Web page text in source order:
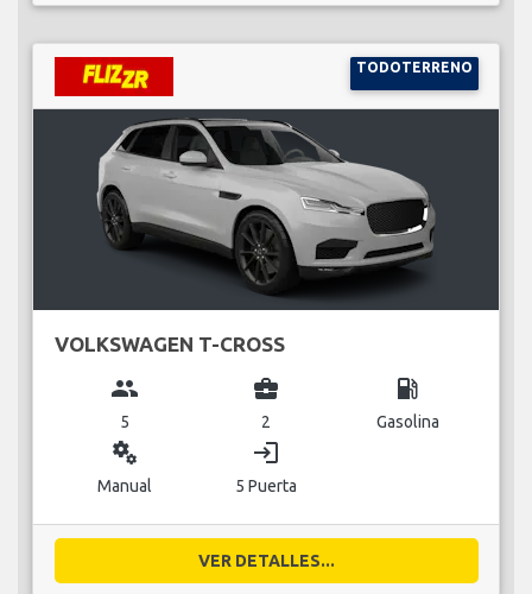
TODOTERRENO
VOLKSWAGEN T-CROSS
group
5
business_center
2
local_gas_station
Gasolina
miscellaneous_services
Manual
login
5 Puerta
VER DETALLES...